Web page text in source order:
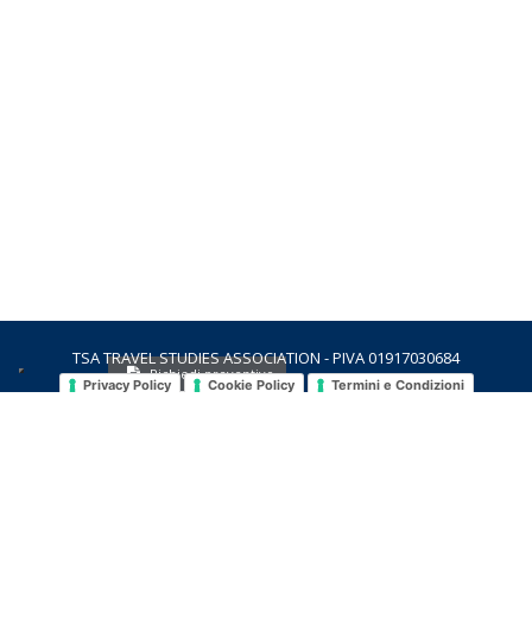
Richiedi preventivo
TSA TRAVEL STUDIES ASSOCIATION - PIVA 01917030684
Privacy Policy Cookie Policy Termini e Condizioni